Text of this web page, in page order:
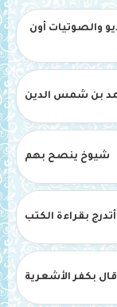
والصوتيات أون
بن شمس الدين
شيوخ ينصح بهم
بقراءة الكتب
بكفر الأشعرية